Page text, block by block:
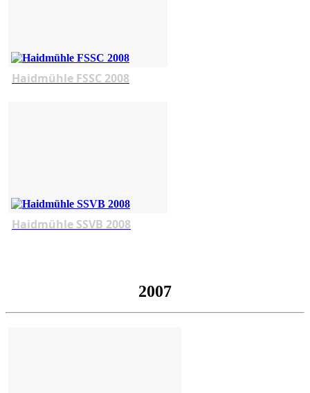
Haidmühle FSSC 2008
Haidmühle SSVB 2008
2007